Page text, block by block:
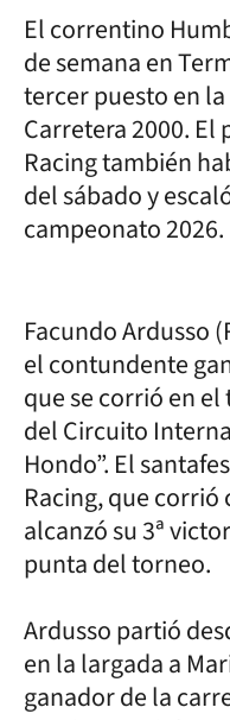
El correntino
de semana en
tercer puesto en
Carretera 2000. El
Racing también
del sábado y
campeonato 2026.
Facundo Ardusso
el contundente
que se corrió en
del Circuito
Hondo”. El
Racing, que
alcanzó su 3ª
punta del torneo.
Ardusso partió
en la largada a
ganador de la